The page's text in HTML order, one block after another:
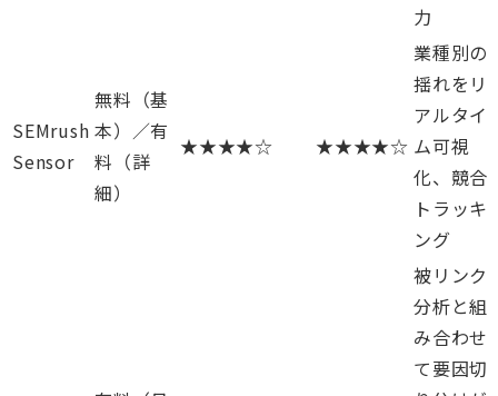
力
SEMrush
Sensor
無料（基
本）／有
料（詳
細）
★★★★☆ ★★★★☆
業種別の
揺れをリ
アルタイ
ム可視
化、競合
トラッキ
ング
被リンク
分析と組
み合わせ
て要因切